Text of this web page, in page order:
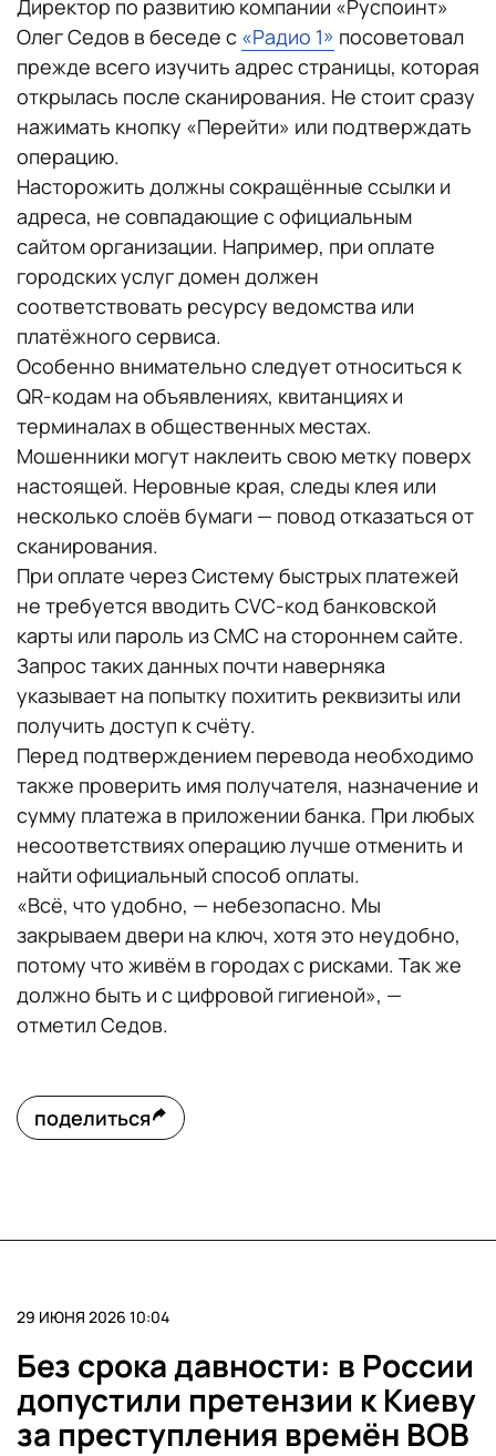
Директор по развитию компании «Руспоинт»
Олег Седов в беседе с «Радио 1» посоветовал
прежде всего изучить адрес страницы, которая
открылась после сканирования. Не стоит сразу
нажимать кнопку «Перейти» или подтверждать
операцию.
Насторожить должны сокращённые ссылки и
адреса, не совпадающие с официальным
сайтом организации. Например, при оплате
городских услуг домен должен
соответствовать ресурсу ведомства или
платёжного сервиса.
Особенно внимательно следует относиться к
QR-кодам на объявлениях, квитанциях и
терминалах в общественных местах.
Мошенники могут наклеить свою метку поверх
настоящей. Неровные края, следы клея или
несколько слоёв бумаги — повод отказаться от
сканирования.
При оплате через Систему быстрых платежей
не требуется вводить CVC-код банковской
карты или пароль из СМС на стороннем сайте.
Запрос таких данных почти наверняка
указывает на попытку похитить реквизиты или
получить доступ к счёту.
Перед подтверждением перевода необходимо
также проверить имя получателя, назначение и
сумму платежа в приложении банка. При любых
несоответствиях операцию лучше отменить и
найти официальный способ оплаты.
«Всё, что удобно, — небезопасно. Мы
закрываем двери на ключ, хотя это неудобно,
потому что живём в городах с рисками. Так же
должно быть и с цифровой гигиеной», —
отметил Седов.
поделиться
29 ИЮНЯ 2026 10:04
Без срока давности: в России
допустили претензии к Киеву
за преступления времён ВОВ